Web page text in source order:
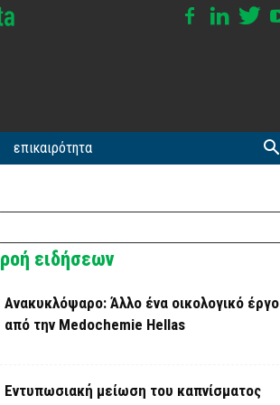
επικαιρότητα
ροή ειδήσεων
Ανακυκλόψαρο: Άλλο ένα οικολογικό έργο
από την Medochemie Hellas
Εντυπωσιακή μείωση του καπνίσματος